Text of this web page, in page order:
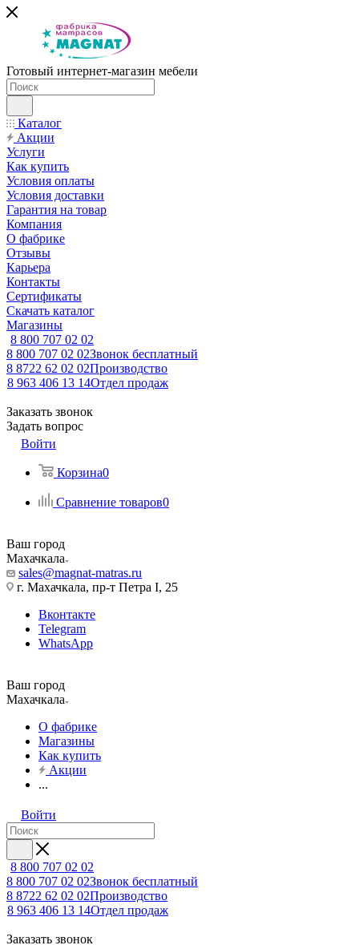
Готовый интернет-магазин мебели
Каталог
Акции
Услуги
Как купить
Условия оплаты
Условия доставки
Гарантия на товар
Компания
О фабрике
Отзывы
Карьера
Контакты
Сертификаты
Скачать каталог
Магазины
8 800 707 02 02
8 800 707 02 02Звонок бесплатный
8 8722 62 02 02Производство
8 963 406 13 14Отдел продаж
Заказать звонок
Задать вопрос
Войти
Корзина0
Сравнение товаров0
Ваш город
Махачкала
sales@magnat-matras.ru
г. Махачкала, пр-т Петра I, 25
Вконтакте
Telegram
WhatsApp
Ваш город
Махачкала
О фабрике
Магазины
Как купить
Акции
...
Войти
8 800 707 02 02
8 800 707 02 02Звонок бесплатный
8 8722 62 02 02Производство
8 963 406 13 14Отдел продаж
Заказать звонок